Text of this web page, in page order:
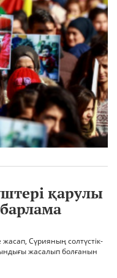
қарулы
Сүрияның солтүстік-
жасалып болғанын